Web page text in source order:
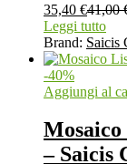
35,40 €41,00
Leggi tutto
Brand: Saicis
-40%
Aggiungi al
– Saicis